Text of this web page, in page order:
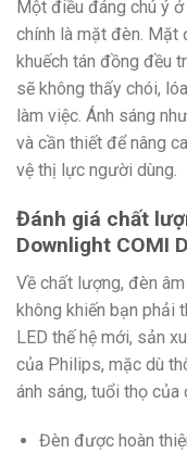
Một điều đáng chú ý
chính là mặt đèn. Mặt
khuếch tán đồng đều
sẽ không thấy chói,
làm việc. Ánh sáng
và cần thiết để nâng
vệ thị lực người dùng.
Đánh giá chất
Downlight COMI
Về chất lượng, đèn
không khiến bạn phải
LED thế hệ mới, sản
của Philips, mặc dù
ánh sáng, tuổi thọ của
Đèn được hoàn